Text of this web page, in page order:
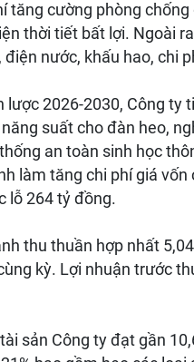
tăng cường phòng
thời tiết bất lợi. Ngoài
điện nước, khấu hao, chi
lược 2026-2030, Công ty
suất cho đàn heo,
an toàn sinh học
làm tăng chi phí giá
lỗ 264 tỷ đồng.
thu thuần hợp nhất
kỳ. Lợi nhuận trước
sản Công ty đạt gần